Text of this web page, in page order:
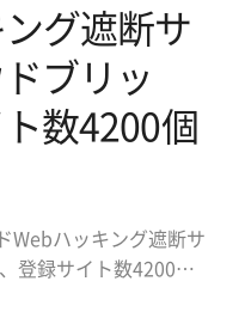
グ遮断サ
ブリッ
数4200個
Webハッキング遮断サ
登録サイト数4200個